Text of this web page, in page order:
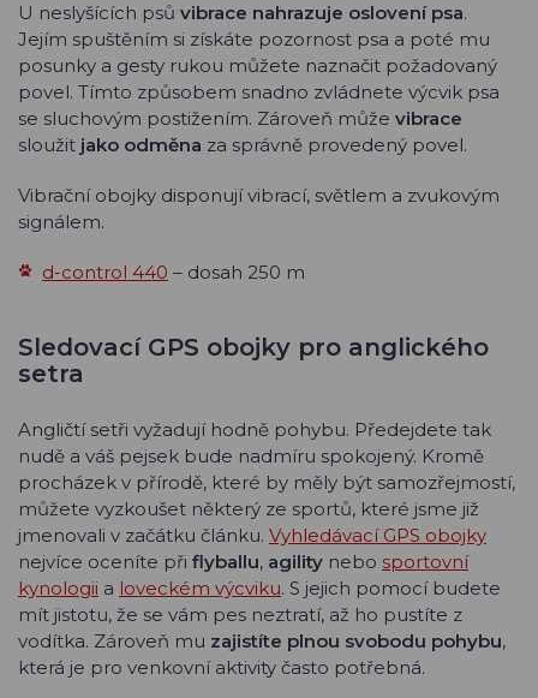
U neslyšících psů vibrace nahrazuje oslovení psa.
Jejím spuštěním si získáte pozornost psa a poté mu
posunky a gesty rukou můžete naznačit požadovaný
povel. Tímto způsobem snadno zvládnete výcvik psa
se sluchovým postižením. Zároveň může vibrace
sloužit jako odměna za správně provedený povel.
Vibrační obojky disponují vibrací, světlem a zvukovým
signálem.
d-control 440 – dosah 250 m
Sledovací GPS obojky pro anglického
setra
Angličtí setři vyžadují hodně pohybu. Předejdete tak
nudě a váš pejsek bude nadmíru spokojený. Kromě
procházek v přírodě, které by měly být samozřejmostí,
můžete vyzkoušet některý ze sportů, které jsme již
jmenovali v začátku článku. Vyhledávací GPS obojky
nejvíce oceníte při flyballu, agility nebo sportovní
kynologii a loveckém výcviku. S jejich pomocí budete
mít jistotu, že se vám pes neztratí, až ho pustíte z
vodítka. Zároveň mu zajistíte plnou svobodu pohybu,
která je pro venkovní aktivity často potřebná.